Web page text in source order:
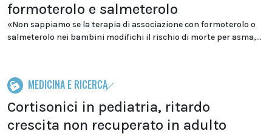
formoterolo e salmeterolo
«Non sappiamo se la terapia di associazione con formoterolo o
salmeterolo nei bambini modifichi il rischio di morte per asma,...
MEDICINA E RICERCA
Cortisonici in pediatria, ritardo
crescita non recuperato in adulto